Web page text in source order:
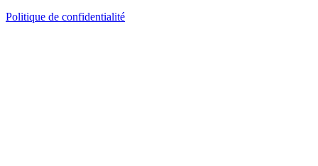
Politique de confidentialité